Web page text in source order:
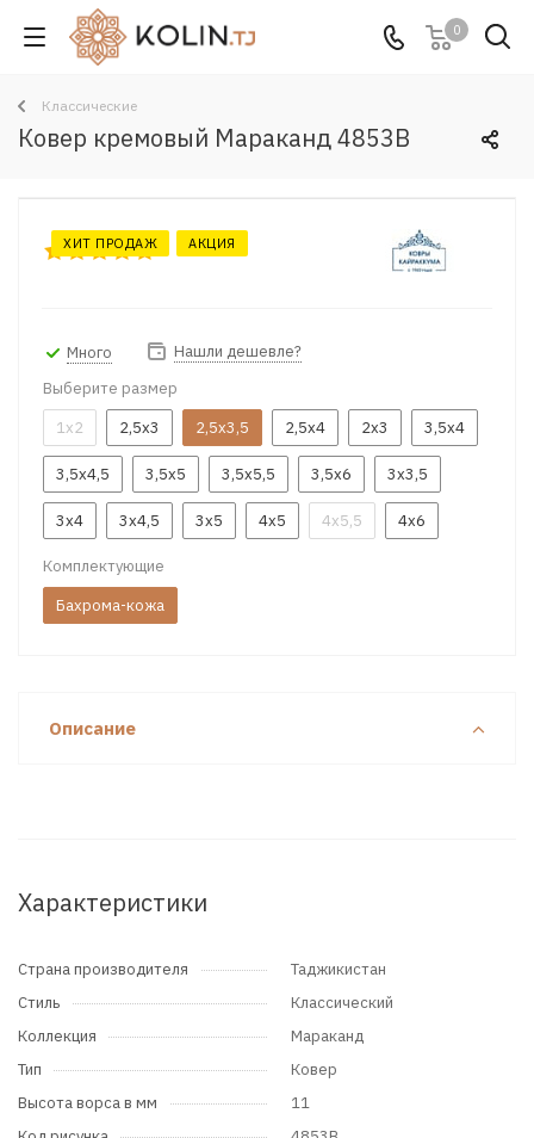
0
Классические
Ковер кремовый Мараканд 4853B
ХИТ ПРОДАЖ АКЦИЯ
Много
Нашли дешевле?
Выберите размер
1x2
2,5x3 2,5x3,5 2,5x4 2x3 3,5x4
3,5x4,5 3,5x5 3,5x5,5 3,5x6 3x3,5
3x4 3x4,5 3x5 4x5 4x5,5 4x6
Комплектующие
Бахрома-кожа
Описание
Характеристики
Страна производителя
Таджикистан
Стиль
Классический
Коллекция
Мараканд
Тип
Ковер
Высота ворса в мм
11